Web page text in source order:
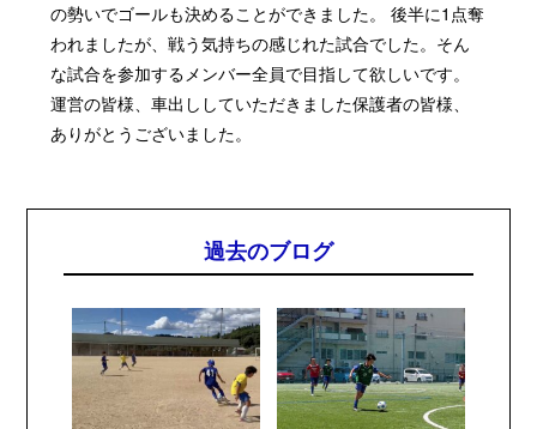
の勢いでゴールも決めることができました。 後半に1点奪
われましたが、戦う気持ちの感じれた試合でした。そん
な試合を参加するメンバー全員で目指して欲しいです。
運営の皆様、車出ししていただきました保護者の皆様、
ありがとうございました。
過去のブログ